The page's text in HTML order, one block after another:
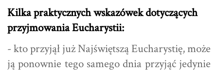
Kilka praktycznych wskazówek dotyczących
przyjmowania Eucharystii:
- kto przyjął już Najświętszą Eucharystię, może
ją ponownie tego samego dnia przyjąć jedynie